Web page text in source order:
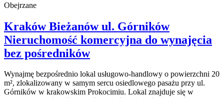
Obejrzane
Kraków Bieżanów ul. Górników
Nieruchomość komercyjna do wynajęcia
bez pośredników
Wynajmę bezpośrednio lokal usługowo-handlowy o powierzchni 20
m², zlokalizowany w samym sercu osiedlowego pasażu przy ul.
Górników w krakowskim Prokocimiu. Lokal znajduje się w